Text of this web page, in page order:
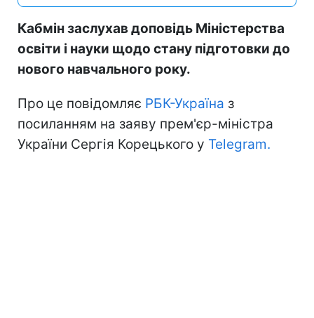
Кабмін заслухав доповідь Міністерства
освіти і науки щодо стану підготовки до
нового навчального року.
Про це повідомляє РБК-Україна з
посиланням на заяву прем'єр-міністра
України Сергія Корецького у Telegram.